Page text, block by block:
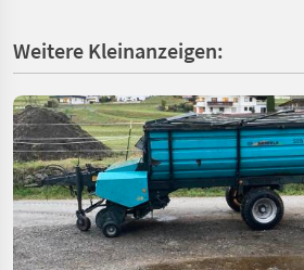
Weitere Kleinanzeigen: